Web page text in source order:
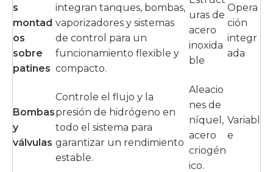
s
montad
os
sobre
patines
integran tanques, bombas,
vaporizadores y sistemas
de control para un
funcionamiento flexible y
compacto.
uras de
acero
inoxida
ble
Opera
ción
integr
ada
Bombas
y
válvulas
Controle el flujo y la
presión de hidrógeno en
todo el sistema para
garantizar un rendimiento
estable.
Aleacio
nes de
níquel,
acero
criogén
ico.
Variabl
e